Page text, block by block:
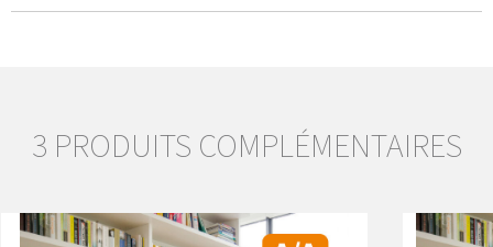
3 PRODUITS COMPLÉMENTAIRES